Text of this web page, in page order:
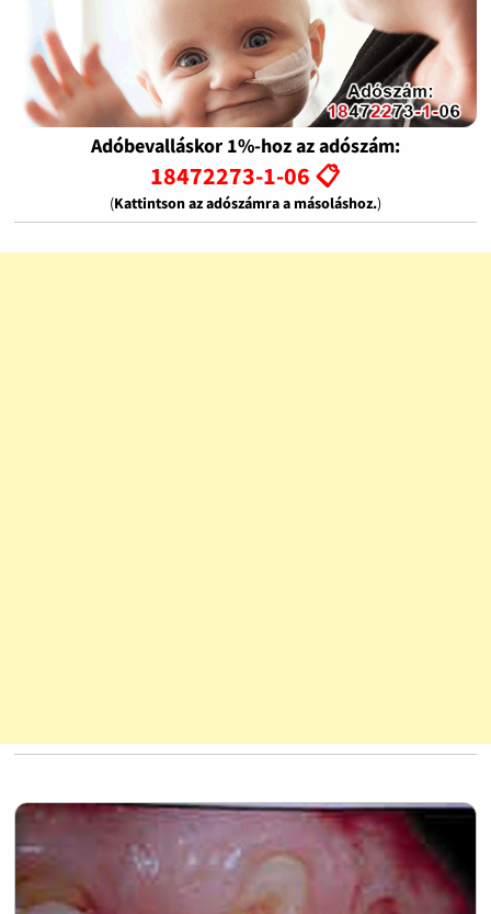
Adóbevalláskor 1%-hoz az adószám:
18472273-1-06 📋
(Kattintson az adószámra a másoláshoz.)